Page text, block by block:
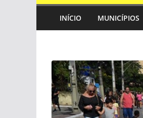
INÍCIO MUNICÍPIOS